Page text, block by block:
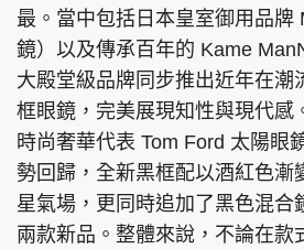
Copyright © 東周網 版權所有 . 不得
©Eastweek.com.hk. All rights
最。當中包括日本皇室御用品牌
鏡）以及傳承百年的 Kame
大殿堂級品牌同步推出近年在潮
框眼鏡，完美展現知性與現代感
時尚奢華代表 Tom Ford 太陽眼
勢回歸，全新黑框配以酒紅色漸
星氣場，更同時追加了黑色混合
兩款新品。整體來說，不論在款